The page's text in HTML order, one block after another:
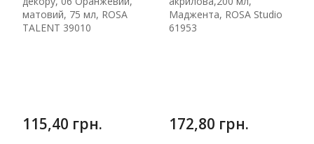
115,40 грн. 172,80 грн.